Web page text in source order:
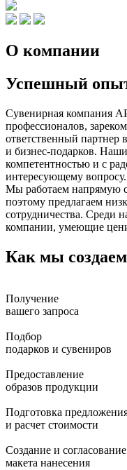
Вы здесь
О компании
Успешный
Сувенирная компания
профессионалов,
ответственный партнер
и бизнес-подарков.
компетентностью и с
интересующему вопросу.
Мы работаем напрямую
поэтому предлагаем
сотрудничества. Среди
компании, умеющие
Как мы
Получение
вашего запроса
Подбор
подарков и сувениров
Предоставление
образов продукции
Подготовка
и расчет стоимости
Создание и согласование
макета нанесения